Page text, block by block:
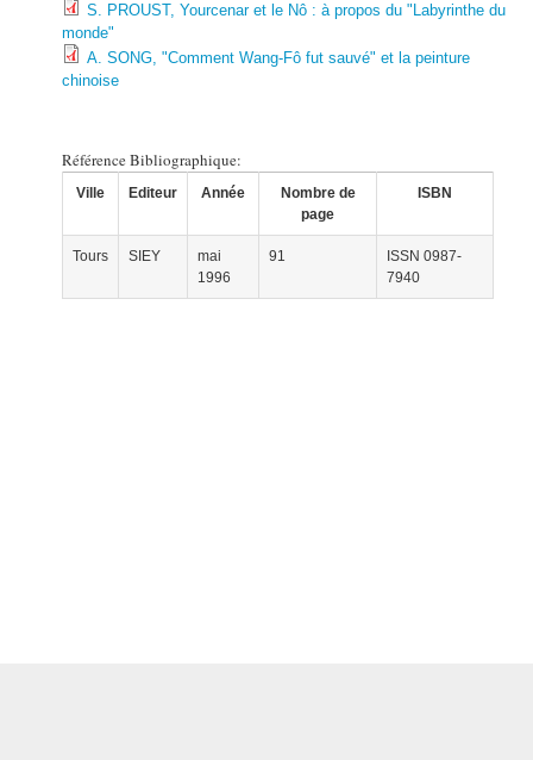
S. PROUST, Yourcenar et le Nô : à propos du "Labyrinthe du
monde"
A. SONG, "Comment Wang-Fô fut sauvé" et la peinture
chinoise
Référence Bibliographique:
Ville Editeur Année
Nombre de
page
ISBN
Tours SIEY
mai
1996
91
ISSN 0987-
7940